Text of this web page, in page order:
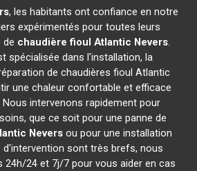
, les habitants ont confiance en notre
expérimentés pour toutes leurs
de chaudière fioul Atlantic Nevers.
spécialisée dans l'installation, la
de chaudières fioul Atlantic
une chaleur confortable et efficace
intervenons rapidement pour
que ce soit pour une panne de
Neversou pour une installation
d'intervention sont très brefs, nous
24h/24 et 7j/7 pour vous aider en cas